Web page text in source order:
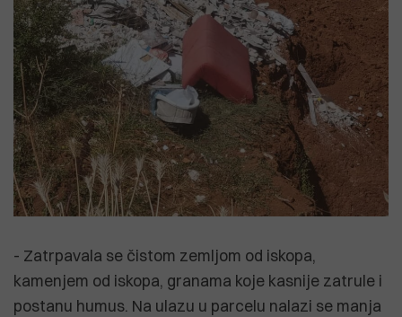
- Zatrpavala se čistom zemljom od iskopa,
kamenjem od iskopa, granama koje kasnije zatrule i
postanu humus. Na ulazu u parcelu nalazi se manja